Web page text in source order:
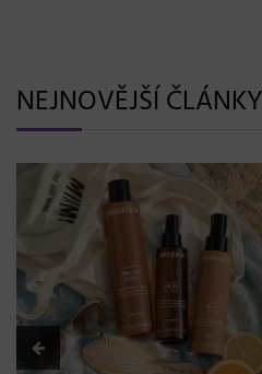
NEJNOVĚJŠÍ ČLÁNKY
BLONDME přichází s novou
a maximální péče bez
08. 06. 2026